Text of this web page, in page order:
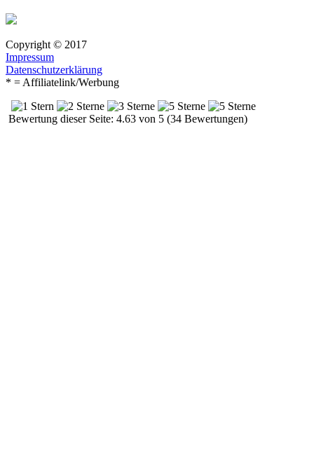
Copyright © 2017
Impressum
Datenschutzerklärung
* = Affiliatelink/Werbung
Bewertung dieser Seite: 4.63 von 5 (34 Bewertungen)